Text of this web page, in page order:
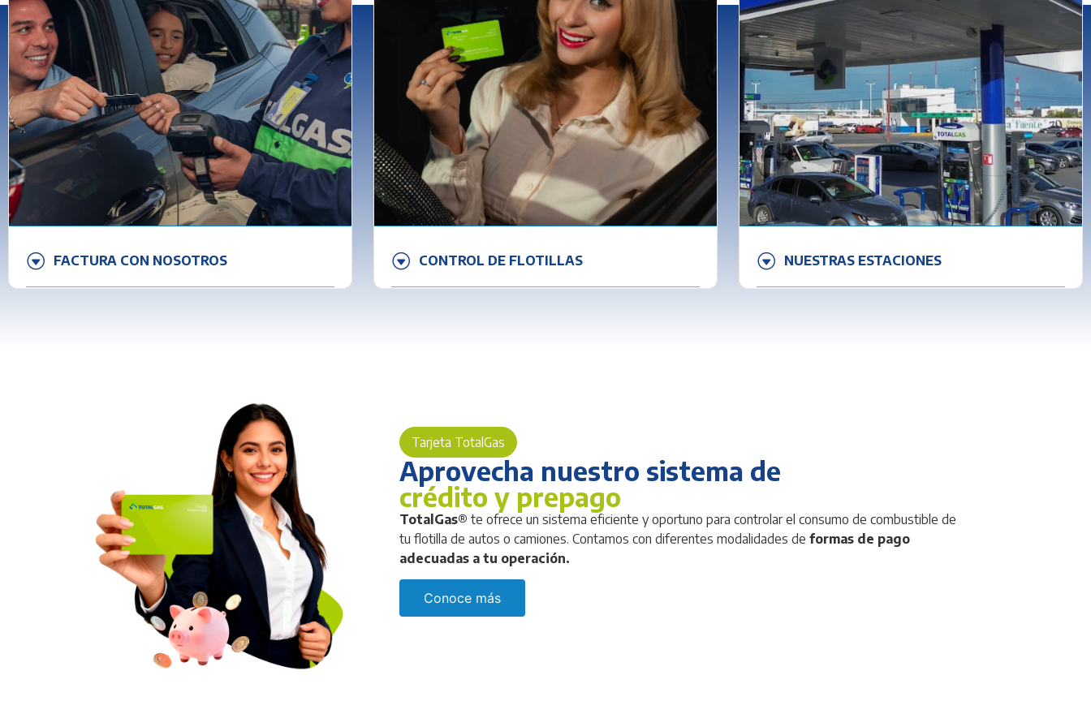
FACTURA CON NOSOTROS CONTROL DE FLOTILLAS NUESTRAS ESTACIONES
Tarjeta TotalGas
Aprovecha nuestro sistema de
crédito y prepago
TotalGas® te ofrece un sistema eficiente y oportuno para controlar el consumo de combustible de
tu flotilla de autos o camiones. Contamos con diferentes modalidades de formas de pago
adecuadas a tu operación.
Conoce más